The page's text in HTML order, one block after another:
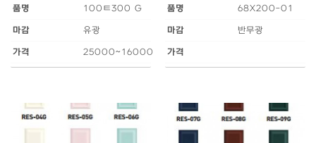
품명 100ㅌ300 G
마감 유광
가격 25000~16000
품명 68X200-01
마감 반무광
가격